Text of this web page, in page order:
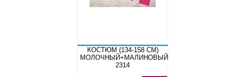
КОСТЮМ (134-158 СМ)
МОЛОЧНЫЙ+МАЛИНОВЫЙ
2314